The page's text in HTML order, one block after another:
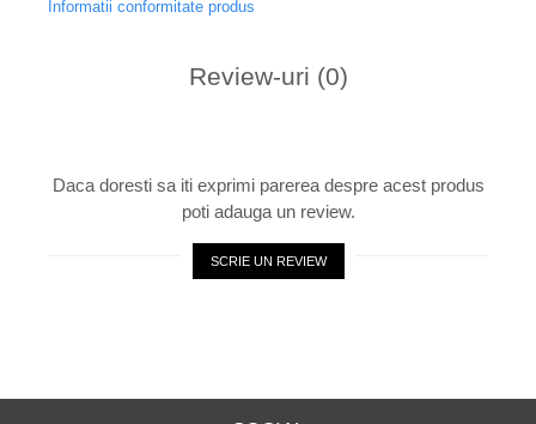
Informatii conformitate produs
Review-uri (0)
Daca doresti sa iti exprimi parerea despre acest produs
poti adauga un review.
SCRIE UN REVIEW